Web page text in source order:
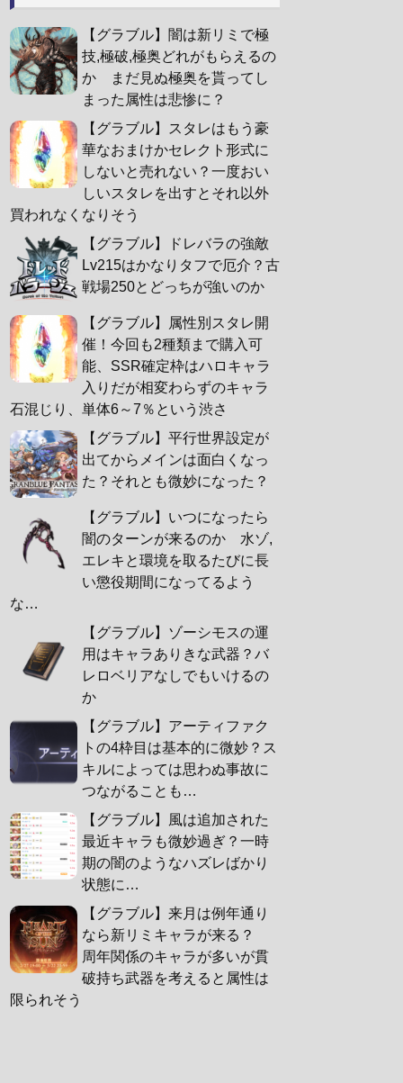
【グラブル】闇は新リミで極
技,極破,極奥どれがもらえるの
か まだ見ぬ極奥を貰ってし
まった属性は悲惨に？
【グラブル】スタレはもう豪
華なおまけかセレクト形式に
しないと売れない？一度おい
しいスタレを出すとそれ以外
買われなくなりそう
【グラブル】ドレバラの強敵
Lv215はかなりタフで厄介？古
戦場250とどっちが強いのか
【グラブル】属性別スタレ開
催！今回も2種類まで購入可
能、SSR確定枠はハロキャラ
入りだが相変わらずのキャラ
石混じり、単体6～7％という渋さ
【グラブル】平行世界設定が
出てからメインは面白くなっ
た？それとも微妙になった？
【グラブル】いつになったら
闇のターンが来るのか 水ゾ,
エレキと環境を取るたびに長
い懲役期間になってるよう
な…
【グラブル】ゾーシモスの運
用はキャラありきな武器？バ
レロベリアなしでもいけるの
か
【グラブル】アーティファク
トの4枠目は基本的に微妙？ス
キルによっては思わぬ事故に
つながることも…
【グラブル】風は追加された
最近キャラも微妙過ぎ？一時
期の闇のようなハズレばかり
状態に…
【グラブル】来月は例年通り
なら新リミキャラが来る？
周年関係のキャラが多いが貫
破持ち武器を考えると属性は
限られそう